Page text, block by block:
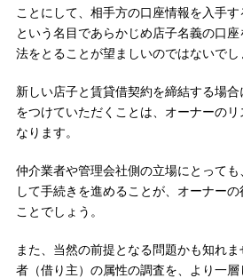
ことにして、相手方の口座情報を入手
という名目であらかじめ店子名義の口
法をとることが望ましいのではないでし
新しい店子と賃貸借契約を締結する場
をつけていただくことは、オーナーの
なります。
仲介業者や管理会社側の立場にとって
して手続きを進めることが、オーナー
ことでしょう。
また、当然の前提となる問題かも知れ
者（借り主）の属性の調査を、より一